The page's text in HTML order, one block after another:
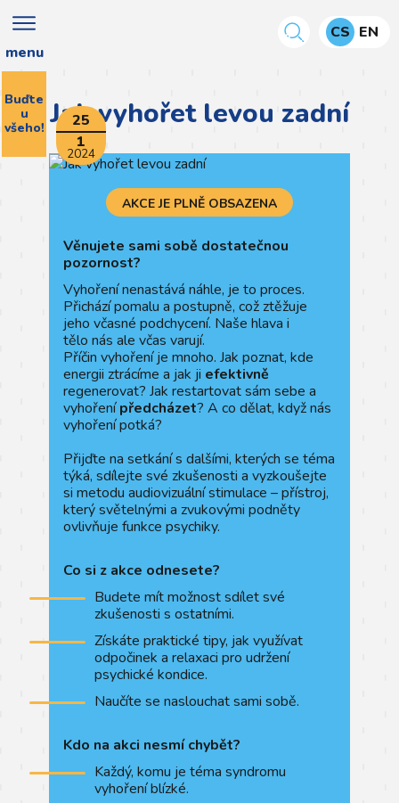
menu
Buďte
u
všeho!
CS EN
Jak vyhořet levou zadní
25
1
2024
AKCE JE PLNĚ OBSAZENA
Věnujete sami sobě dostatečnou
pozornost?
Vyhoření nenastává náhle, je to proces.
Přichází pomalu a postupně, což ztěžuje
jeho včasné podchycení. Naše hlava i
tělo nás ale včas varují.
Příčin vyhoření je mnoho. Jak poznat, kde
energii ztrácíme a jak ji efektivně
regenerovat? Jak restartovat sám sebe a
vyhořenípředcházet? A co dělat, když nás
vyhoření potká?
Přijďte na setkání s dalšími, kterých se téma
týká, sdílejte své zkušenosti a vyzkoušejte
si metodu audiovizuální stimulace – přístroj,
který světelnými a zvukovými podněty
ovlivňuje funkce psychiky.
Co si z akce odnesete?
Budete mít možnost sdílet své
zkušenosti s ostatními.
Získáte praktické tipy, jak využívat
odpočinek a relaxaci pro udržení
psychické kondice.
Naučíte se naslouchat sami sobě.
Kdo na akci nesmí chybět?
Každý, komu je téma syndromu
vyhoření blízké.